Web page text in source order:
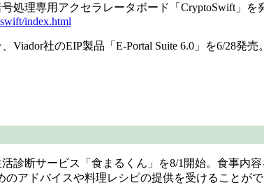
処理専用アクセラレータボード「CryptoSwift」を
index.html
Viador社のEIP製品「E-Portal Suite 6.0」を6/28
診断サービス「食まるくん」を8/1開始。食事内
アドバイスや料理レシピの提供を受けることがで